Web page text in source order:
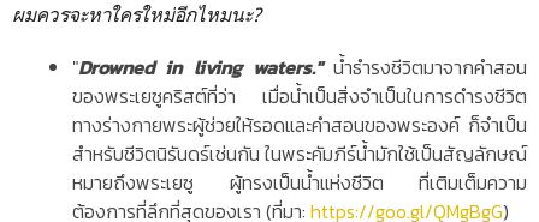
ผมควรจะหาใครใหม่อีกไหมนะ?
"Drowned in living waters." น้ำธำรงชีวิตมาจากคำสอน
ของพระเยซูคริสต์ที่ว่า เมื่อน้ำเป็นสิ่งจำเป็นในการดำรงชีวิต
ทางร่างกายพระผู้ช่วยให้รอดและคำสอนของพระองค์ ก็จำเป็น
สำหรับชีวิตนิรันดร์เช่นกัน ในพระคัมภีร์น้ำมักใช้เป็นสัญลักษณ์
หมายถึงพระเยซู ผู้ทรงเป็นน้ำแห่งชีวิต ที่เติมเต็มความ
ต้องการที่ลึกที่สุดของเรา (ที่มา: https://goo.gl/QMgBgG)